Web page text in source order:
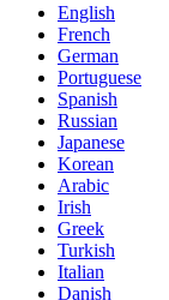
English
French
German
Portuguese
Spanish
Russian
Japanese
Korean
Arabic
Irish
Greek
Turkish
Italian
Danish